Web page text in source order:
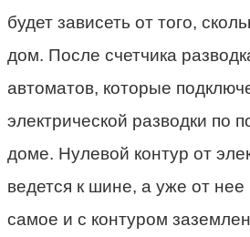
будет зависеть от того,
дом. После счетчика
автоматов, которые
электрической разводки по
доме. Нулевой контур от
ведется к шине, а уже от
самое и с контуром